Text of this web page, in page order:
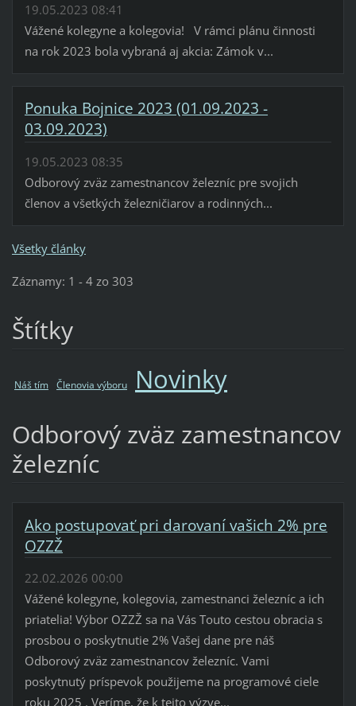
19.05.2023 08:41
Vážené kolegyne a kolegovia! V rámci plánu činnosti
na rok 2023 bola vybraná aj akcia: Zámok v...
Ponuka Bojnice 2023 (01.09.2023 -
03.09.2023)
19.05.2023 08:35
Odborový zväz zamestnancov železníc pre svojich
členov a všetkých železničiarov a rodinných...
Všetky články
Záznamy: 1 - 4 zo 303
Štítky
Náš tím Členovia výboru Novinky
Odborový zväz zamestnancov
železníc
Ako postupovať pri darovaní vašich 2% pre
OZZŽ
22.02.2026 00:00
Vážené kolegyne, kolegovia, zamestnanci železníc a ich
priatelia! Výbor OZZŽ sa na Vás Touto cestou obracia s
prosbou o poskytnutie 2% Vašej dane pre náš
Odborový zväz zamestnancov železníc. Vami
poskytnutý príspevok použijeme na programové ciele
roku 2025 . Veríme, že k tejto výzve...